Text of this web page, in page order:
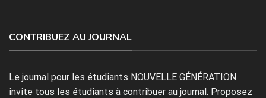
CONTRIBUEZ AU JOURNAL
Le journal pour les étudiants NOUVELLE GÉNÉRATION
invite tous les étudiants à contribuer au journal. Proposez